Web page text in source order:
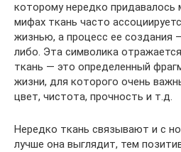
которому нередко придавалось
мифах ткань часто
жизнью, а процесс ее создания
либо. Эта символика
ткань — это определенный
жизни, для которого очень
цвет, чистота, прочность и т.д.
Нередко ткань связывают и с
лучше она выглядит, тем